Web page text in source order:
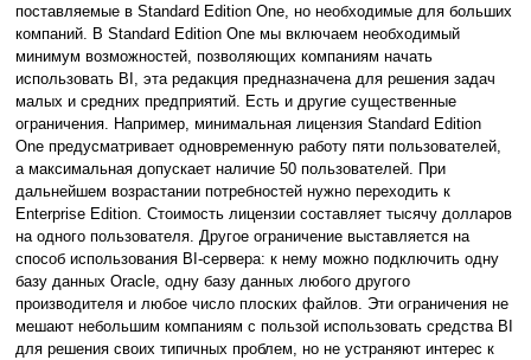
поставляемые в Standard Edition One, но необходимые для больших
компаний. В Standard Edition One мы включаем необходимый
минимум возможностей, позволяющих компаниям начать
использовать BI, эта редакция предназначена для решения задач
малых и средних предприятий. Есть и другие существенные
ограничения. Например, минимальная лицензия Standard Edition
One предусматривает одновременную работу пяти пользователей,
а максимальная допускает наличие 50 пользователей. При
дальнейшем возрастании потребностей нужно переходить к
Enterprise Edition. Стоимость лицензии составляет тысячу долларов
на одного пользователя. Другое ограничение выставляется на
способ использования BI-сервера: к нему можно подключить одну
базу данных Oracle, одну базу данных любого другого
производителя и любое число плоских файлов. Эти ограничения не
мешают небольшим компаниям с пользой использовать средства BI
для решения своих типичных проблем, но не устраняют интерес к